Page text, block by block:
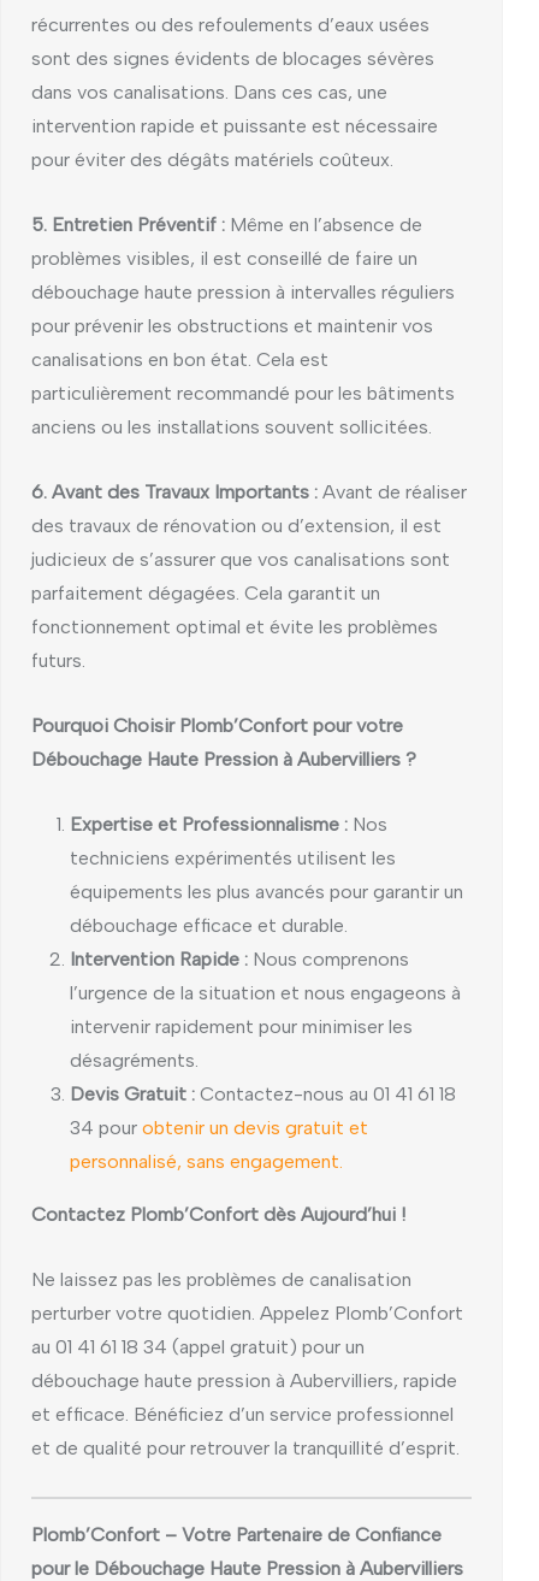
récurrentes ou des refoulements d’eaux usées
sont des signes évidents de blocages sévères
dans vos canalisations. Dans ces cas, une
intervention rapide et puissante est nécessaire
pour éviter des dégâts matériels coûteux.
5. Entretien Préventif : Même en l’absence de
problèmes visibles, il est conseillé de faire un
débouchage haute pression à intervalles réguliers
pour prévenir les obstructions et maintenir vos
canalisations en bon état. Cela est
particulièrement recommandé pour les bâtiments
anciens ou les installations souvent sollicitées.
6. Avant des Travaux Importants : Avant de réaliser
des travaux de rénovation ou d’extension, il est
judicieux de s’assurer que vos canalisations sont
parfaitement dégagées. Cela garantit un
fonctionnement optimal et évite les problèmes
futurs.
Pourquoi Choisir Plomb’Confort pour votre
Débouchage Haute Pression à Aubervilliers ?
Expertise et Professionnalisme : Nos
techniciens expérimentés utilisent les
équipements les plus avancés pour garantir un
débouchage efficace et durable.
Intervention Rapide : Nous comprenons
l’urgence de la situation et nous engageons à
intervenir rapidement pour minimiser les
désagréments.
Devis Gratuit : Contactez-nous au 01 41 61 18
34 pour obtenir un devis gratuit et
personnalisé, sans engagement.
Contactez Plomb’Confort dès Aujourd’hui !
Ne laissez pas les problèmes de canalisation
perturber votre quotidien. Appelez Plomb’Confort
au 01 41 61 18 34 (appel gratuit) pour un
débouchage haute pression à Aubervilliers, rapide
et efficace. Bénéficiez d’un service professionnel
et de qualité pour retrouver la tranquillité d’esprit.
Plomb’Confort – Votre Partenaire de Confiance
pour le Débouchage Haute Pression à Aubervilliers